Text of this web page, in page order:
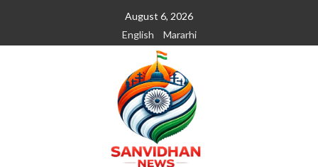
August 6, 2026
English
Mararhi